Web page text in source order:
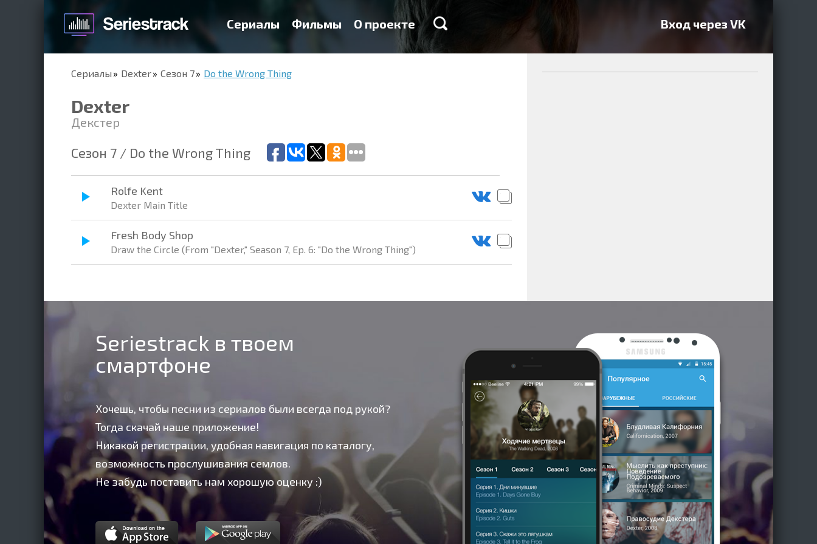
Сериалы Фильмы О проекте Вход через VK
Сериалы Dexter Сезон 7 Do the Wrong Thing
Dexter
Декстер
Сезон 7 / Do the Wrong Thing
Rolfe Kent
Dexter Main Title
Fresh Body Shop
Draw the Circle (From "Dexter," Season 7, Ep. 6: "Do the Wrong Thing")
Seriestrack в твоем
смартфоне
Хочешь, чтобы песни из сериалов были всегда под рукой?
Тогда скачай наше приложение!
Никакой регистрации, удобная навигация по каталогу,
возможность прослушивания семлов.
Не забудь поставить нам хорошую оценку :)